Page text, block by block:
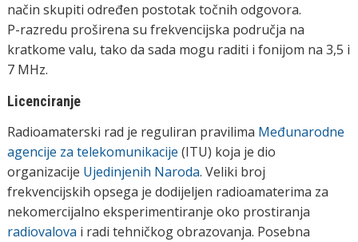
način skupiti određen postotak točnih odgovora.
P-razredu proširena su frekvencijska područja na
kratkome valu, tako da sada mogu raditi i fonijom na 3,5 i
7 MHz.
Licenciranje
Radioamaterski rad je reguliran pravilima Međunarodne
agencije za telekomunikacije (ITU) koja je dio
organizacije Ujedinjenih Naroda. Veliki broj
frekvencijskih opsega je dodijeljen radioamaterima za
nekomercijalno eksperimentiranje oko prostiranja
radiovalova i radi tehničkog obrazovanja. Posebna